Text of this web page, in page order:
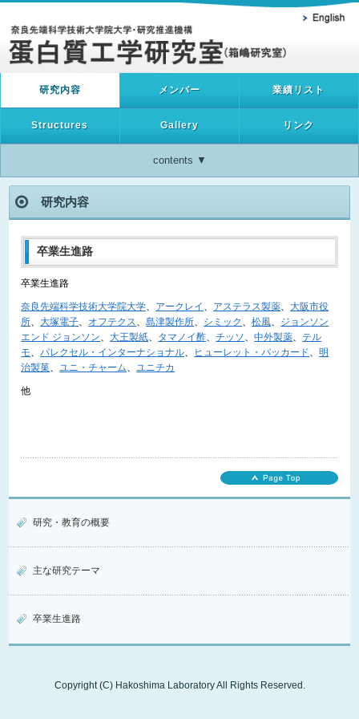
研究内容 メンバー 業績リスト
Structures Gallery リンク
contents ▼
研究内容
卒業生進路
卒業生進路
奈良先端科学技術大学院大学 アークレイ アステラス製薬
大阪市役
所
大塚電子 オフテクス 、島津製作所 シミック 、松風
ジョンソン
エンド ジョンソン
大王製紙 タマノイ酢 、チッソ 、中外製薬
テル
モ 、パレクセル・インターナショナル ヒューレット・パッカード 、明
治製菓
ユニ・チャーム ユニチカ
他
研究・教育の概要
主な研究テーマ
卒業生進路
Copyright (C) Hakoshima Laboratory All Rights Reserved.